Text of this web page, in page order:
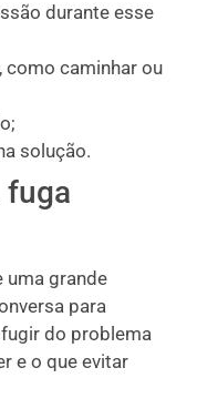
durante esse
como caminhar ou
solução.
fuga
uma grande
para
do problema
e o que evitar